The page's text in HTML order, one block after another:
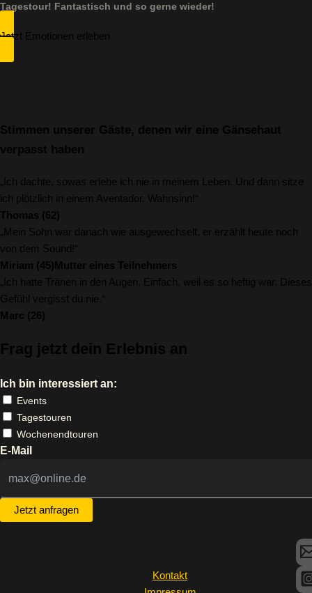
Tagestour! Fantastisch und so gerne wieder!
Jetzt Emotionen erleben
Stimmen unserer Gäste, denen wir eine Gänsehaut
verpasst haben
„Ich dachte, sowas erlebe ich nie in meinem Leben. Und dann sitze
ich plötzlich in einem Aventador. Wahnsinn!“
Thomas (62)
„Mein Sohn war danach wie ausgewechselt, er erzählt heute noch
von dem Sound!“
Miriam (45) Mutter eines Teilnehmers
„Ich hatte Tränen in den Augen. Einfach, weil es so heftig war. Dieses
Gefühl vergisst du nie.“
Marc (26)
Frag jetzt dein Erlebnis an
Ich bin interessiert an:
Events
Tagestouren
Wochenendtouren
E-Mail
Jetzt anfragen
Kontakt